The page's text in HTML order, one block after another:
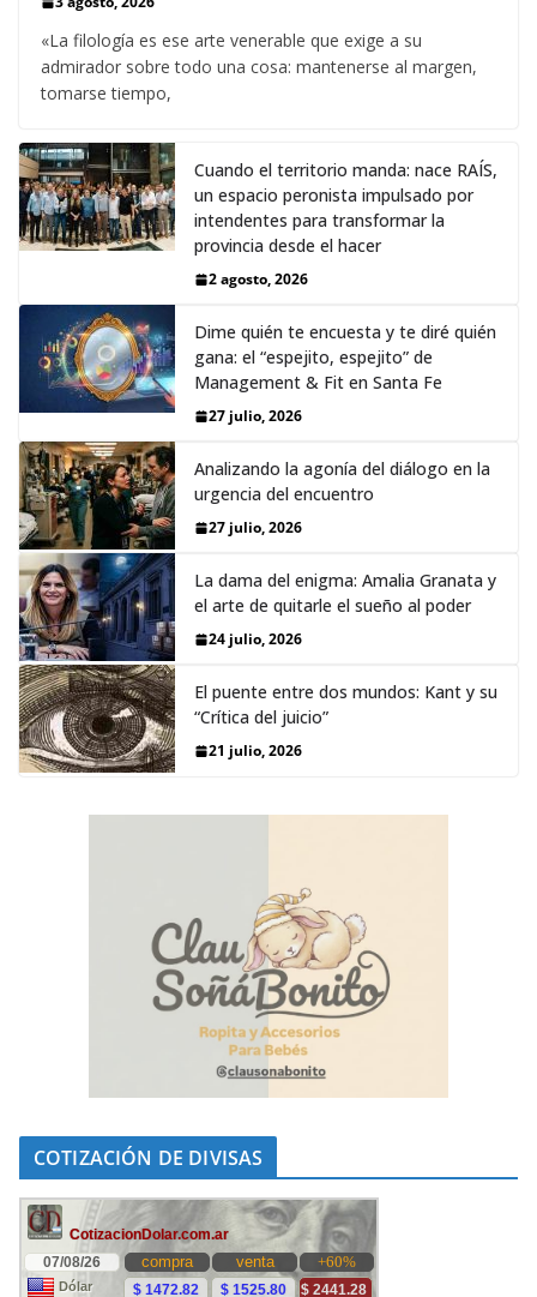
«La filología es ese arte venerable que exige a su
admirador sobre todo una cosa: mantenerse al margen,
tomarse tiempo,
Cuando el territorio manda: nace RAÍS,
un espacio peronista impulsado por
intendentes para transformar la
provincia desde el hacer
2 agosto, 2026
Dime quién te encuesta y te diré quién
gana: el “espejito, espejito” de
Management & Fit en Santa Fe
27 julio, 2026
Analizando la agonía del diálogo en la
urgencia del encuentro
27 julio, 2026
La dama del enigma: Amalia Granata y
el arte de quitarle el sueño al poder
24 julio, 2026
El puente entre dos mundos: Kant y su
“Crítica del juicio”
21 julio, 2026
COTIZACIÓN DE DIVISAS